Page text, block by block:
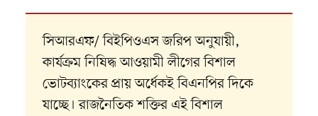
সিআরএফ/ বিইপিওএস জরিপ অনুযায়ী,
কার্যক্রম নিষিদ্ধ আওয়ামী লীগের বিশাল
ভোটব্যাংকের প্রায় অর্ধেকই বিএনপির দিকে
যাচ্ছে। রাজনৈতিক শক্তির এই বিশাল